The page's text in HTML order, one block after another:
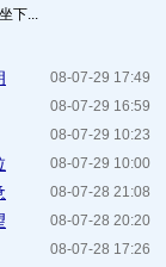
下...
08-07-29 17:49
08-07-29 16:59
08-07-29 10:23
08-07-29 10:00
08-07-28 21:08
08-07-28 20:20
08-07-28 17:26